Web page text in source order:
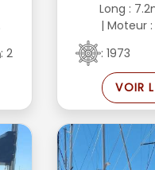
: 2
Long :
| Moteur :
: 1973
VOIR